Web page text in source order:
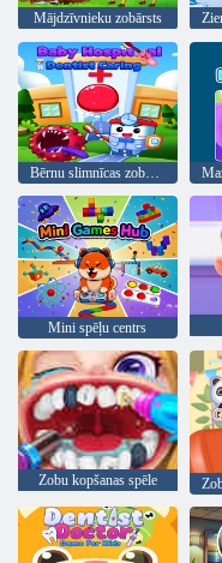
Mājdzīvnieku zobārsts
Bērnu slimnīcas zobārsta gādība
Mini spēļu centrs
Zobu kopšanas spēle